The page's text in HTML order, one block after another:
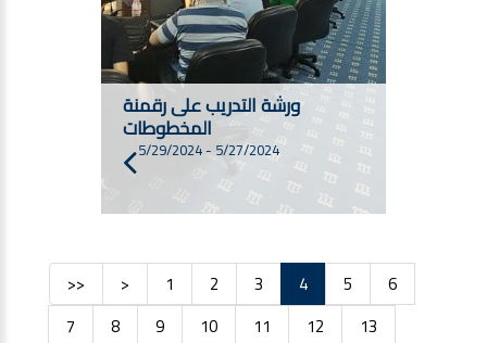
ورشة التدريب على رقمنة
المخطوطات
5/27/2024
-
5/29/2024
<< < 1 2 3 4 5
6
7
8 9 10 11 12
13